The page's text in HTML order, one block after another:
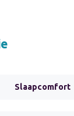
Slaapcomfort